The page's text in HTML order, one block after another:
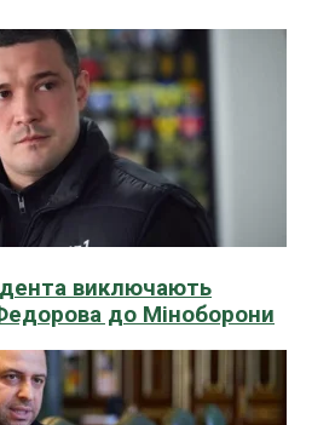
виключають
до Міноборони